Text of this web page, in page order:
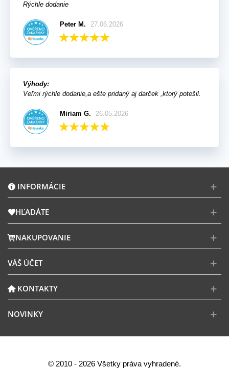
Rýchle dodanie
Peter M. 27.06.2026
Výhody:
Veľmi rýchle dodanie,a ešte pridaný aj darček ,ktorý potešil.
Miriam G. 26.05.2026
INFORMÁCIE
HĽADÁTE
NAKUPOVANIE
VÁŠ ÚČET
KONTAKTY
NOVINKY
© 2010 - 2026 Všetky práva vyhradené.